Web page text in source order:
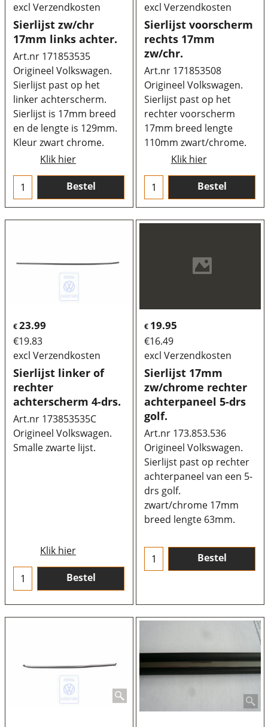
excl Verzendkosten
Sierlijst zw/chr
17mm links achter.
Art.nr 171853535
Origineel Volkswagen.
Sierlijst past op het
linker achterscherm.
Sierlijst is 17mm breed
en de lengte is 129mm.
Kleur zwart chrome.
Klik hier
Bestel
excl Verzendkosten
Sierlijst voorscherm
rechts 17mm
zw/chr.
Art.nr 171853508
Origineel Volkswagen.
Sierlijst past op het
rechter voorscherm
17mm breed lengte
110mm zwart/chrome.
Klik hier
Bestel
€23.99
€19.83
excl Verzendkosten
Sierlijst linker of
rechter
achterscherm 4-drs.
Art.nr 173853535C
Origineel Volkswagen.
Smalle zwarte lijst.
Klik hier
Bestel
€ 19.95
€16.49
excl Verzendkosten
Sierlijst 17mm
zw/chrome rechter
achterpaneel 5-drs
golf.
Art.nr 173.853.536
Origineel Volkswagen.
Sierlijst past op rechter
achterpaneel van een 5-
drs golf.
zwart/chrome 17mm
breed lengte 63mm.
Bestel